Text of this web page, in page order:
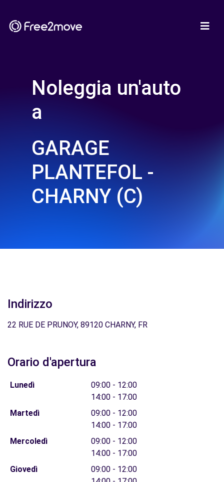
Noleggia un'auto
a
GARAGE
PLANTEFOL -
CHARNY (C)
Indirizzo
22 RUE DE PRUNOY, 89120 CHARNY, FR
Orario d'apertura
Lunedì
09:00 - 12:00
14:00 - 17:00
Martedì
09:00 - 12:00
14:00 - 17:00
Mercoledì
09:00 - 12:00
14:00 - 17:00
Giovedì
09:00 - 12:00